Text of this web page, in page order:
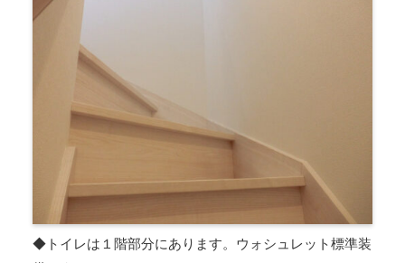
◆トイレは１階部分にあります。ウォシュレット標準装